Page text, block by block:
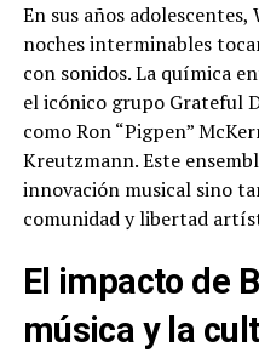
En sus años
noches interminables
con sonidos. La química
el icónico grupo Grateful
como Ron “Pigpen”
Kreutzmann. Este
innovación musical sino
comunidad y libertad
El impacto de
música y la